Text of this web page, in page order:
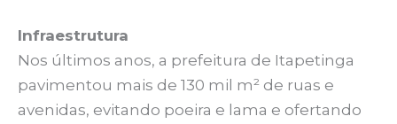
Infraestrutura
Nos últimos anos, a prefeitura de Itapetinga
pavimentou mais de 130 mil m² de ruas e
avenidas, evitando poeira e lama e ofertando